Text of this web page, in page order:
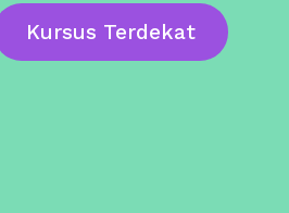
Kursus Terdekat